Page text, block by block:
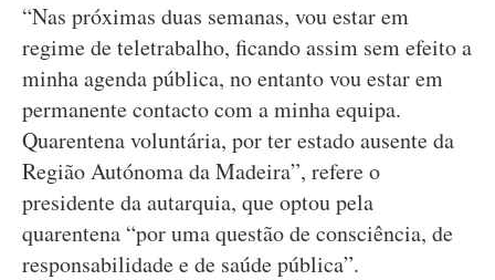
“Nas próximas duas semanas, vou estar em
regime de teletrabalho, ficando assim sem efeito a
minha agenda pública, no entanto vou estar em
permanente contacto com a minha equipa.
Quarentena voluntária, por ter estado ausente da
Região Autónoma da Madeira”, refere o
presidente da autarquia, que optou pela
quarentena “por uma questão de consciência, de
responsabilidade e de saúde pública”.